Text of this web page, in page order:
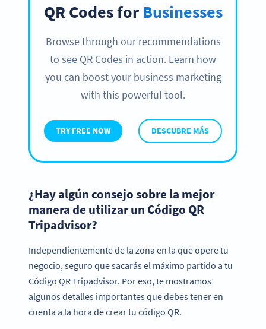
QR Codes for Businesses
Browse through our recommendations
to see QR Codes in action. Learn how
you can boost your business marketing
with this powerful tool.
TRY FREE NOW DESCUBRE MÁS
¿Hay algún consejo sobre la mejor
manera de utilizar un Código QR
Tripadvisor?
Independientemente de la zona en la que opere tu
negocio, seguro que sacarás el máximo partido a tu
Código QR Tripadvisor. Por eso, te mostramos
algunos detalles importantes que debes tener en
cuenta a la hora de crear tu código QR.